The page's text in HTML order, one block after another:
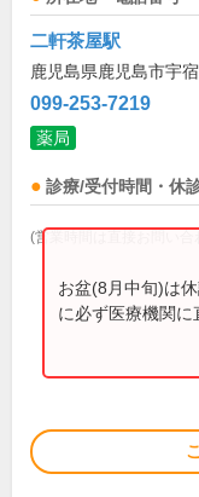
二軒茶屋駅
鹿児島県鹿児島市宇
099-253-7219
薬局
診療/受付時間・休
(営業時間は直接お問い合
お盆(8月中旬)は
に必ず医療機関に